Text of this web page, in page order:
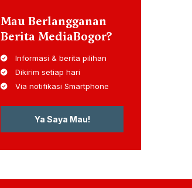
Mau Berlangganan
Berita MediaBogor?
Informasi & berita pilihan
Dikirim setiap hari
Via notifikasi Smartphone
Ya Saya Mau!